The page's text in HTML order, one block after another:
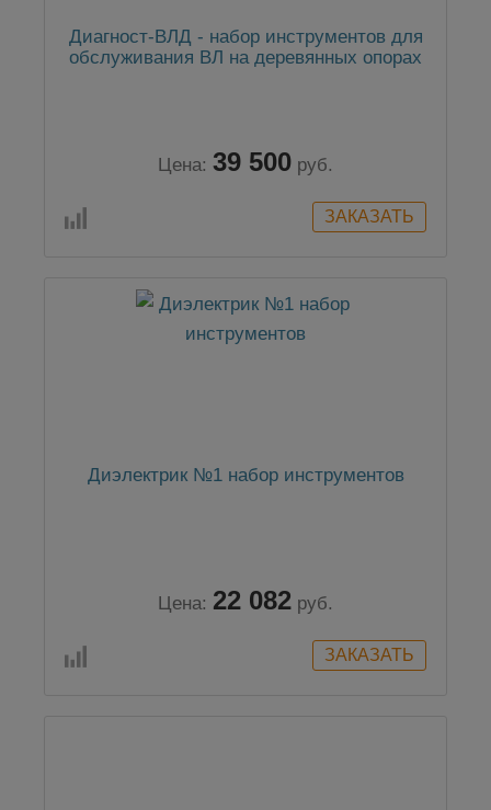
Диагност-ВЛД - набор инструментов для
обслуживания ВЛ на деревянных опорах
Цена: 39 500 руб.
Диэлектрик №1 набор инструментов
Цена: 22 082 руб.